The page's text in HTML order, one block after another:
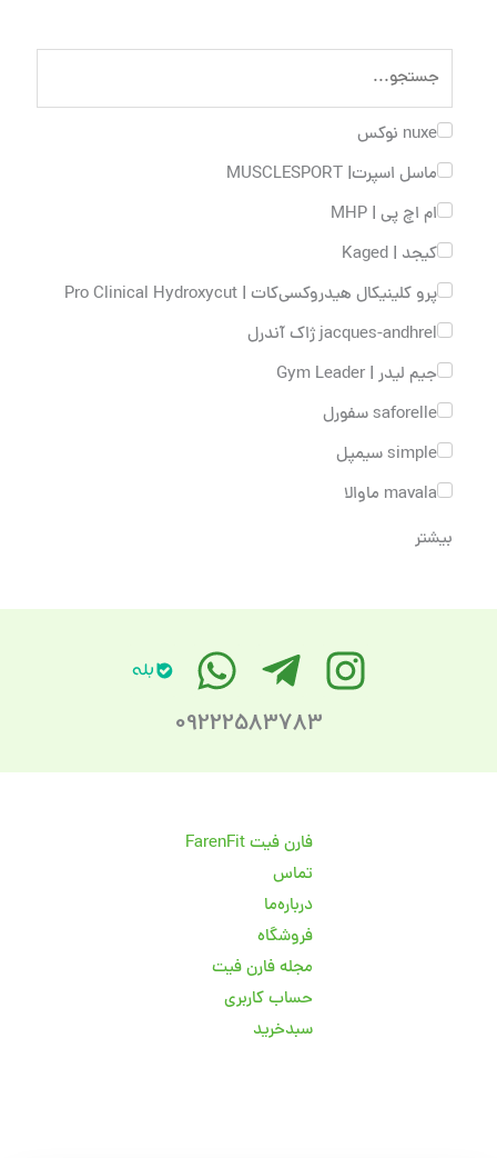
nuxe نوکس
ماسل اسپرت| MUSCLESPORT
ام اچ پی | MHP
کیجد | Kaged
پرو کلینیکال هیدروکسی‌کات | Pro Clinical Hydroxycut
jacques-andhrel ژاک آندرل
جیم لیدر | Gym Leader
saforelle سفورل
simple سیمپل
mavala ماوالا
بیشتر
09222583783
فارن فیت FarenFit
تماس
درباره‌ما
فروشگاه
مجله فارن فیت
حساب کاربری
سبد‌خرید